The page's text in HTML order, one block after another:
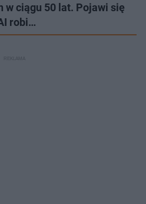
w ciągu 50 lat. Pojawi się
robi…